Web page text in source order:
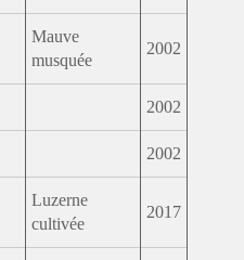
Mauve
musquée
2002
2002
2002
Luzerne
cultivée
2017